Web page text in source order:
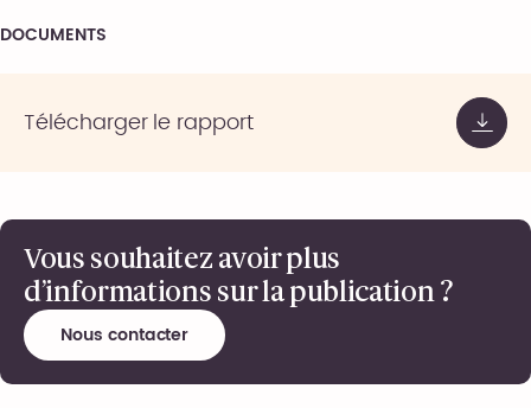
DOCUMENTS
Télécharger le rapport
Vous souhaitez avoir plus
d’informations sur la publication ?
Nous contacter